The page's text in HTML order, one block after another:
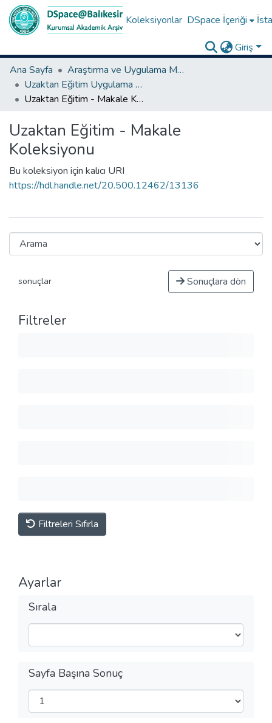
Koleksiyonlar DSpace İçeriği
Giriş
Ana Sayfa
Araştırma ve Uygulama Merkezleri
Uzaktan Eğitim Uygulama ve Araştırma Merkezi
Uzaktan Eğitim - Makale Koleksiyonu
Uzaktan Eğitim - Makale
Koleksiyonu
Bu koleksiyon için kalıcı URI
https://hdl.handle.net/20.500.12462/13136
sonuçlar Sonuçlara dön
Filtreler
Filtreleri Sıfırla
Ayarlar
Sırala
Sayfa Başına Sonuç